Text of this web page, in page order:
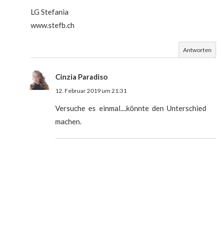
LG Stefania
www.stefb.ch
Antworten
Cinzia Paradiso
12. Februar 2019 um 21:31
Versuche es einmal....könnte den Unterschied
machen.